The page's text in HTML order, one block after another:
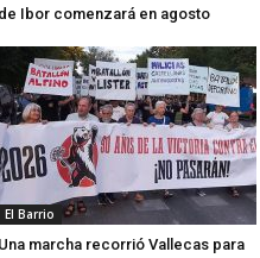
de Ibor comenzará en agosto
El Barrio
Una marcha recorrió Vallecas para